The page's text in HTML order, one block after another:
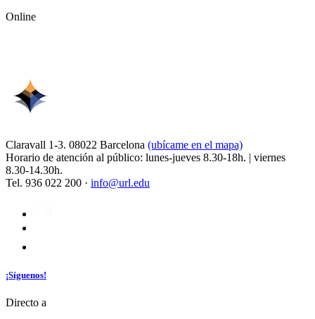
Online
Claravall 1-3. 08022 Barcelona (ubícame en el mapa)
Horario de atención al público: lunes-jueves 8.30-18h. | viernes
8.30-14.30h.
Tel. 936 022 200 · info@url.edu
¡Síguenos!
Directo a